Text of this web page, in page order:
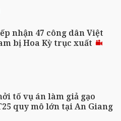
nhận 47 công dân Việt
bị Hoa Kỳ trục xuất
tố vụ án làm giả gạo
quy mô lớn tại An Giang